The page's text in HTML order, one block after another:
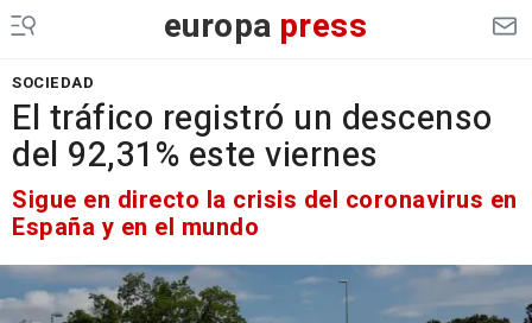
europa press
SOCIEDAD
El tráfico registró un descenso
del 92,31% este viernes
Sigue en directo la crisis del coronavirus en
España y en el mundo